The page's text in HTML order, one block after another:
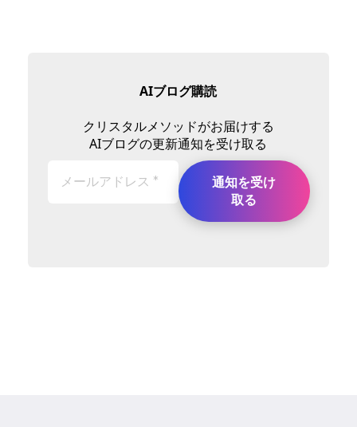
AIブログ購読
クリスタルメソッドがお届けする
AIブログの更新通知を受け取る